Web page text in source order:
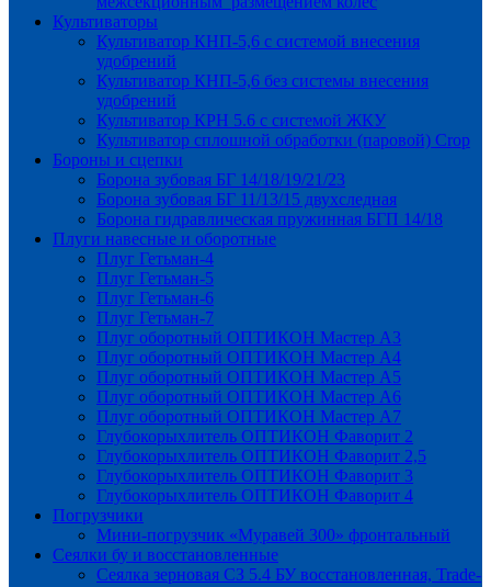
Культиваторы
Культиватор КНП-5,6 с системой внесения
удобрений
Культиватор КНП-5,6 без системы внесения
удобрений
Культиватор КРН 5.6 с системой ЖКУ
Культиватор сплошной обработки (паровой) Crop
Бороны и сцепки
Борона зубовая БГ 14/18/19/21/23
Борона зубовая БГ 11/13/15 двухследная
Борона гидравлическая пружинная БГП 14/18
Плуги навесные и оборотные
Плуг Гетьман-4
Плуг Гетьман-5
Плуг Гетьман-6
Плуг Гетьман-7
Плуг оборотный ОПТИКОН Мастер А3
Плуг оборотный ОПТИКОН Мастер А4
Плуг оборотный ОПТИКОН Мастер А5
Плуг оборотный ОПТИКОН Мастер А6
Плуг оборотный ОПТИКОН Мастер А7
Глубокорыхлитель ОПТИКОН Фаворит 2
Глубокорыхлитель ОПТИКОН Фаворит 2,5
Глубокорыхлитель ОПТИКОН Фаворит 3
Глубокорыхлитель ОПТИКОН Фаворит 4
Погрузчики
Мини-погрузчик «Муравей 300» фронтальный
Сеялки бу и восстановленные
Сеялка зерновая СЗ 5.4 БУ восстановленная, Trade-